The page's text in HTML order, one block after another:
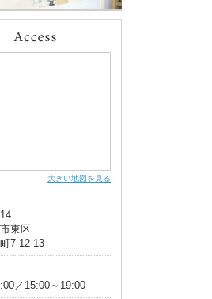
大きい地図を見る
東区
7-12-13
／15:00～19:00